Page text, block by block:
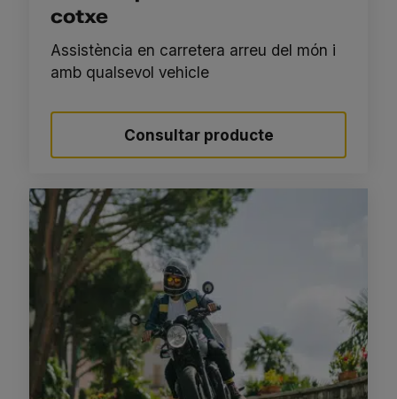
cotxe
Assistència en carretera arreu del món i
amb qualsevol vehicle
Consultar producte